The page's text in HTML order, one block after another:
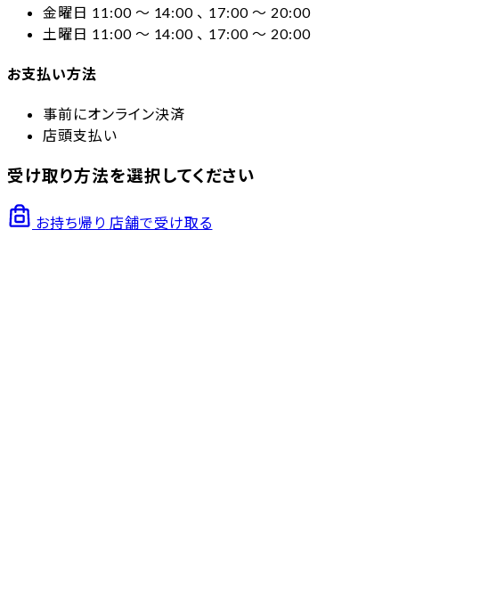
金曜日 11:00 〜 14:00 、 17:00 〜 20:00
土曜日 11:00 〜 14:00 、 17:00 〜 20:00
お支払い方法
事前にオンライン決済
店頭支払い
受け取り方法を選択してください
お持ち帰り 店舗で受け取る